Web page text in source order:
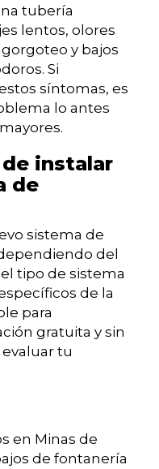
tubería
lentos, olores
y bajos
Si
síntomas, es
lo antes
instalar
de
sistema de
del
tipo de sistema
de la
para
gratuita y sin
tu
en Minas de
de fontanería